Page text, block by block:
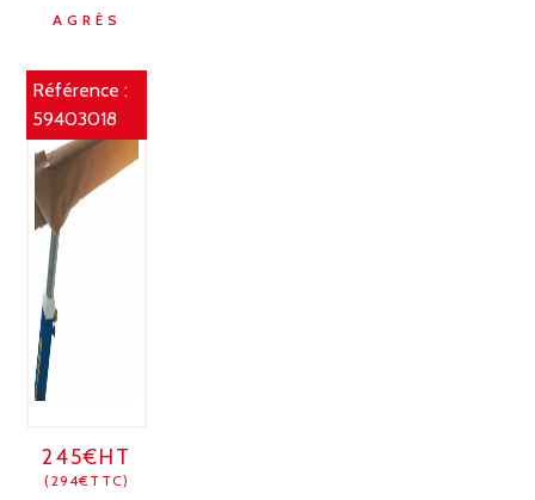
AGRÈS
Référence :
59403018
245€HT
(294€TTC)